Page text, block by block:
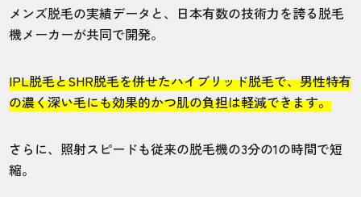
施術
5
接客
5
雰囲気 料金 予約
店舗 施術部位
メンズ脱毛の実績データと、日本有数の技術力を誇る脱毛
機メーカーが共同で開発。
IPL脱毛とSHR脱毛を併せたハイブリッド脱毛で、男性特有
の濃く深い毛にも効果的かつ肌の負担は軽減できます。
さらに、照射スピードも従来の脱毛機の3分の1の時間で短
縮。